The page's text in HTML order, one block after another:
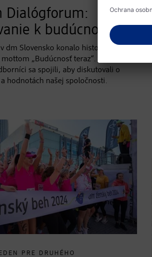
Dialógforum:
k budúcnosti
dm Slovensko konalo historicky prvé
„Budúcnosť teraz“. Vedúci
sa spojili, aby diskutovali o
hodnotách našej spoločnosti.
PRE DRUHÉHO